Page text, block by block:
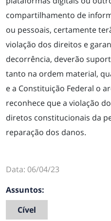
compartilhamento de
ou pessoais, certamente
violação dos direitos e
decorrência, deverão
tanto na ordem material,
e a Constituição Federal o
reconhece que a violação
diretos constitucionais da
reparação dos danos.
Data: 06/04/23
Assuntos:
Cível